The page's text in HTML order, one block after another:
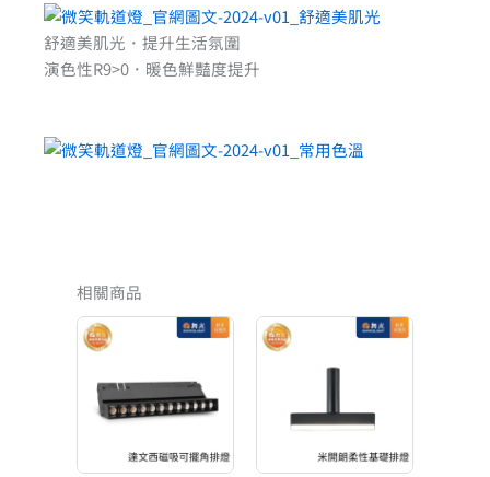
舒適美肌光．提升生活氛圍
演色性R9>0．暖色鮮豔度提升
相關商品
原
格：
NT$7,000。
目
前
格：
NT$770。
原
目
前